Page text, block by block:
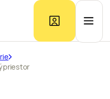
Ponuka kancelárií
priestor